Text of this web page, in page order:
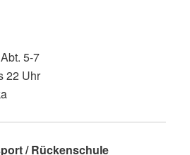
5-7
22 Uhr
/ Rückenschule